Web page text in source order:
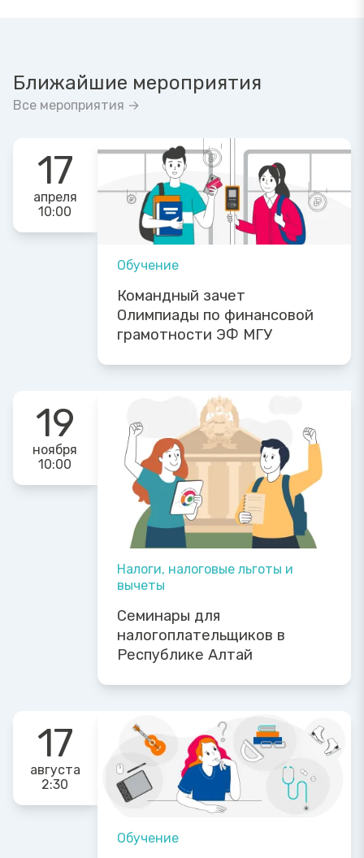
Ближайшие мероприятия
Все мероприятия →
17
апреля
10:00
Обучение
Командный зачет
Олимпиады по финансовой
грамотности ЭФ МГУ
19
ноября
10:00
Налоги, налоговые льготы и
вычеты
Семинары для
налогоплательщиков в
Республике Алтай
17
августа
2:30
Обучение